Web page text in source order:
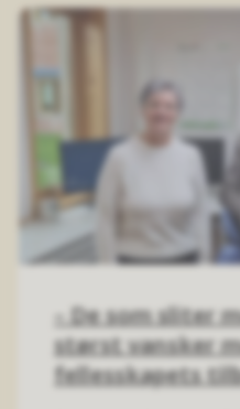
– De som sliter
størst vansker
fellesskapets